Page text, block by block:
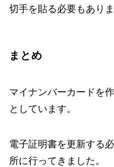
切手を貼る必要もあり
まとめ
マイナンバーカードを
としています。
電子証明書を更新する
所に行ってきました。